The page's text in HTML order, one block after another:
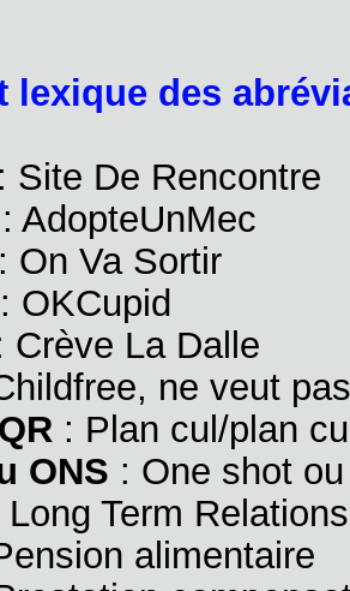
lexique des
: Site De Rencontre
: AdopteUnMec
: On Va Sortir
OKCupid
Crève La Dalle
ne veut
: Plan cul/plan
ONS : One shot
Long Term
alimentaire